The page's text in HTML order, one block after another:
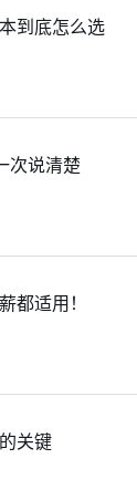
到底怎么选
次说清楚
都适用！
关键